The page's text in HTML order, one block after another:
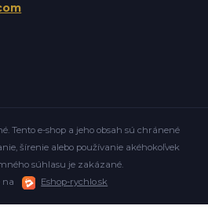
Tento e-shop a jeho obsah sú chránené
šírenie alebo používanie akéhokoľvek
súhlasu je zakázané.
na
Eshop-rychlo.sk